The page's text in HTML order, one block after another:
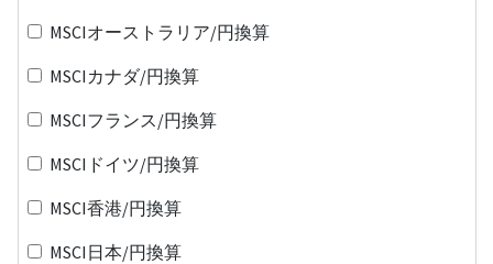
MSCIオーストラリア/円換算
MSCIカナダ/円換算
MSCIフランス/円換算
MSCIドイツ/円換算
MSCI香港/円換算
MSCI日本/円換算